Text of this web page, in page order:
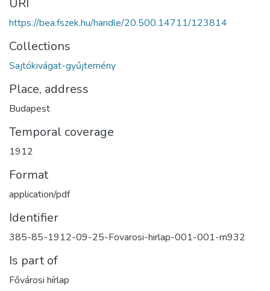
https://bea.fszek.hu/handle/20.500.14711/123814
Collections
Sajtókivágat-gyűjtemény
Place, address
Budapest
Temporal coverage
1912
Format
application/pdf
Identifier
385-85-1912-09-25-Fovarosi-hirlap-001-001-m932
Is part of
Fővárosi hírlap